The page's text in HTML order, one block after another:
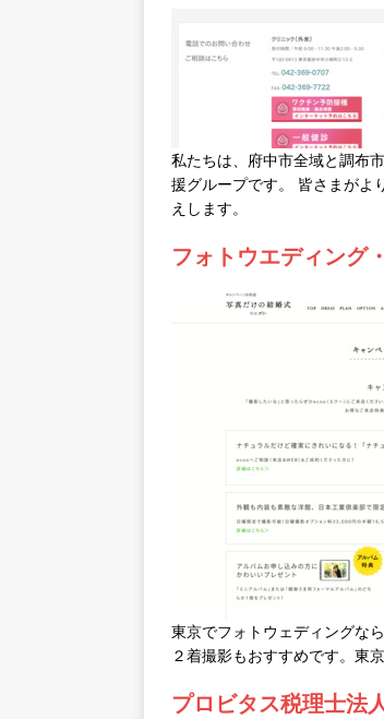
私たちは、府中市全域と調布
援グループです。 皆さまがよ
えします。
フォトウエディング
東京でフォトウェディングな
２着撮影もおすすめです。東
プロビタス税理士法